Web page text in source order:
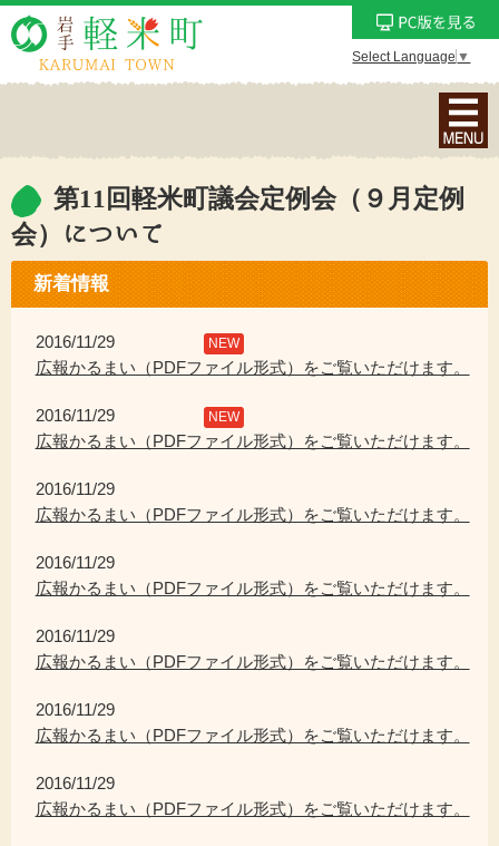
Select Language ▼
ナ
ビ
ー
シ
ン
メ
表
第11回軽米町議会定例会（９月定例
会）について
新着情報
2016/11/29 NEW
広報かるまい（PDFファイル形式）をご覧いただけます。
2016/11/29 NEW
広報かるまい（PDFファイル形式）をご覧いただけます。
2016/11/29
広報かるまい（PDFファイル形式）をご覧いただけます。
2016/11/29
広報かるまい（PDFファイル形式）をご覧いただけます。
2016/11/29
広報かるまい（PDFファイル形式）をご覧いただけます。
2016/11/29
広報かるまい（PDFファイル形式）をご覧いただけます。
2016/11/29
広報かるまい（PDFファイル形式）をご覧いただけます。